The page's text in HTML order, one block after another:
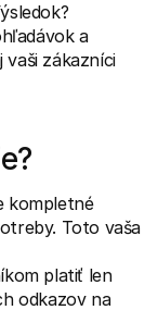
a
zákazníci
kompletné
Toto vaša
platiť len
odkazov na
výpise